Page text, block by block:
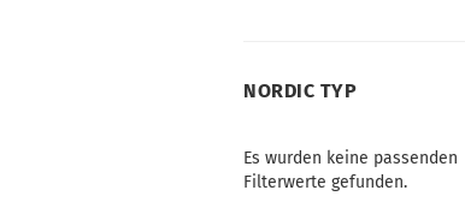
NORDIC
NORDIC TYP
Es wurden keine passenden
Filterwerte gefunden.